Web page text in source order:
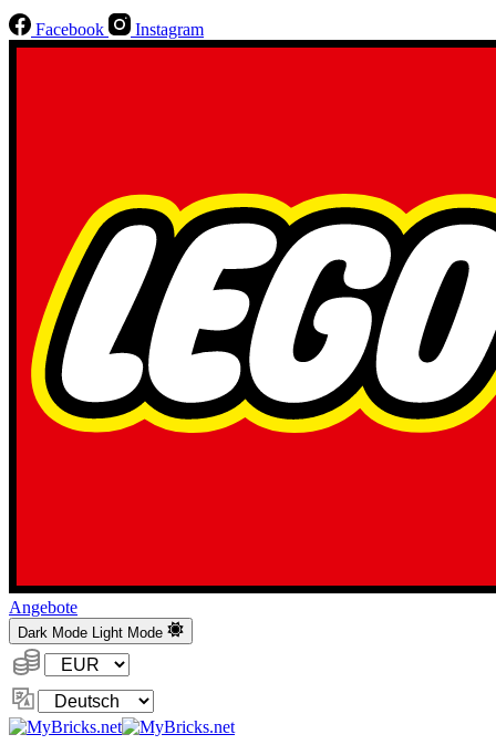
Facebook Instagram
Angebote
Dark Mode Light Mode
Währung:
Sprache
ändern